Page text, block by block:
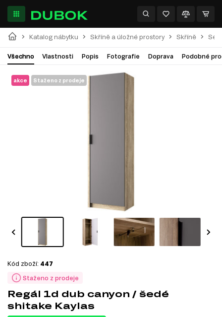
Katalog nábytku Skříně a úložné prostory Skříně
Všechno Vlastnosti Popis Fotografie Doprava Podobné
akce Staženo z prodeje
Staženo z prodeje
Kód zboží: 447
Regál 1d dub canyon / šedé
shitake Kaylas